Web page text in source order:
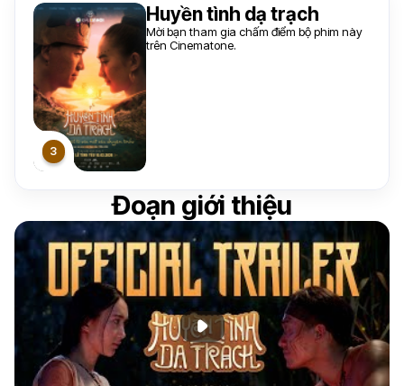
Đoạn giới thiệu
Phát đoạn giới thiệu
Huyền tình dạ trạch
Mời bạn tham gia chấm điểm bộ phim này
trên Cinematone.